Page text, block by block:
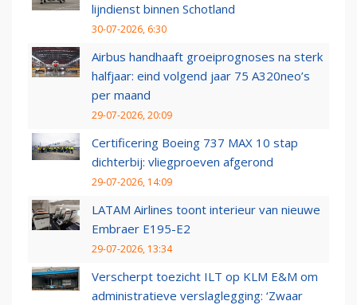
lijndienst binnen Schotland
30-07-2026, 6:30
Airbus handhaaft groeiprognoses na sterk
halfjaar: eind volgend jaar 75 A320neo’s
per maand
29-07-2026, 20:09
Certificering Boeing 737 MAX 10 stap
dichterbij: vliegproeven afgerond
29-07-2026, 14:09
LATAM Airlines toont interieur van nieuwe
Embraer E195-E2
29-07-2026, 13:34
Verscherpt toezicht ILT op KLM E&M om
administratieve verslaglegging: ‘Zwaar